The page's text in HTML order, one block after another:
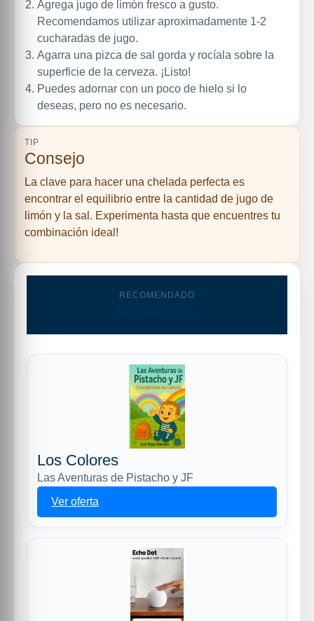
Agrega jugo de limón fresco a gusto.
Recomendamos utilizar aproximadamente 1-2
cucharadas de jugo.
Agarra una pizca de sal gorda y rocíala sobre la
superficie de la cerveza. ¡Listo!
Puedes adornar con un poco de hielo si lo
deseas, pero no es necesario.
TIP
Consejo
La clave para hacer una chelada perfecta es
encontrar el equilibrio entre la cantidad de jugo de
limón y la sal. Experimenta hasta que encuentres tu
combinación ideal!
RECOMENDADO
Los Colores
Las Aventuras de Pistacho y JF
Ver oferta